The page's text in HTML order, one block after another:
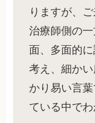
りますが、
治療師側の
面、多面的
考え、細か
かり易い言
ている中でわ